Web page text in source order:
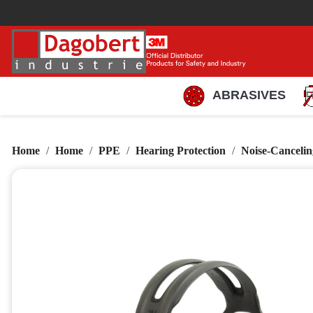
ABRASIVES
Home Home PPE Hearing Protection Noise-